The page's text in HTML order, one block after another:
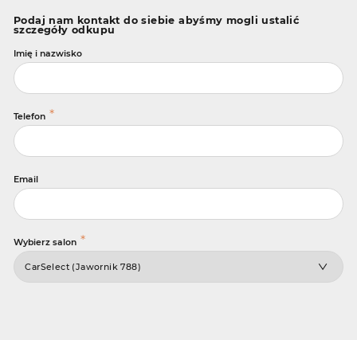
Podaj nam kontakt do siebie abyśmy mogli ustalić
szczegóły odkupu
Imię i nazwisko
Telefon *
Email
Wybierz salon *